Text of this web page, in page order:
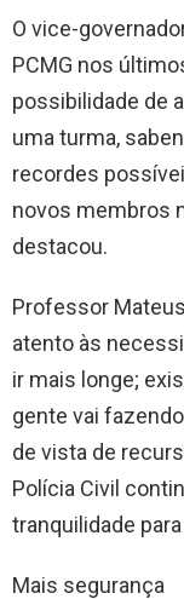
O vice-
PCMG nos
possibilidade de
uma turma,
recordes
novos membros
destacou.
Professor
atento às
ir mais longe;
gente vai
de vista de
Polícia Civil
tranquilidade
Mais segurança